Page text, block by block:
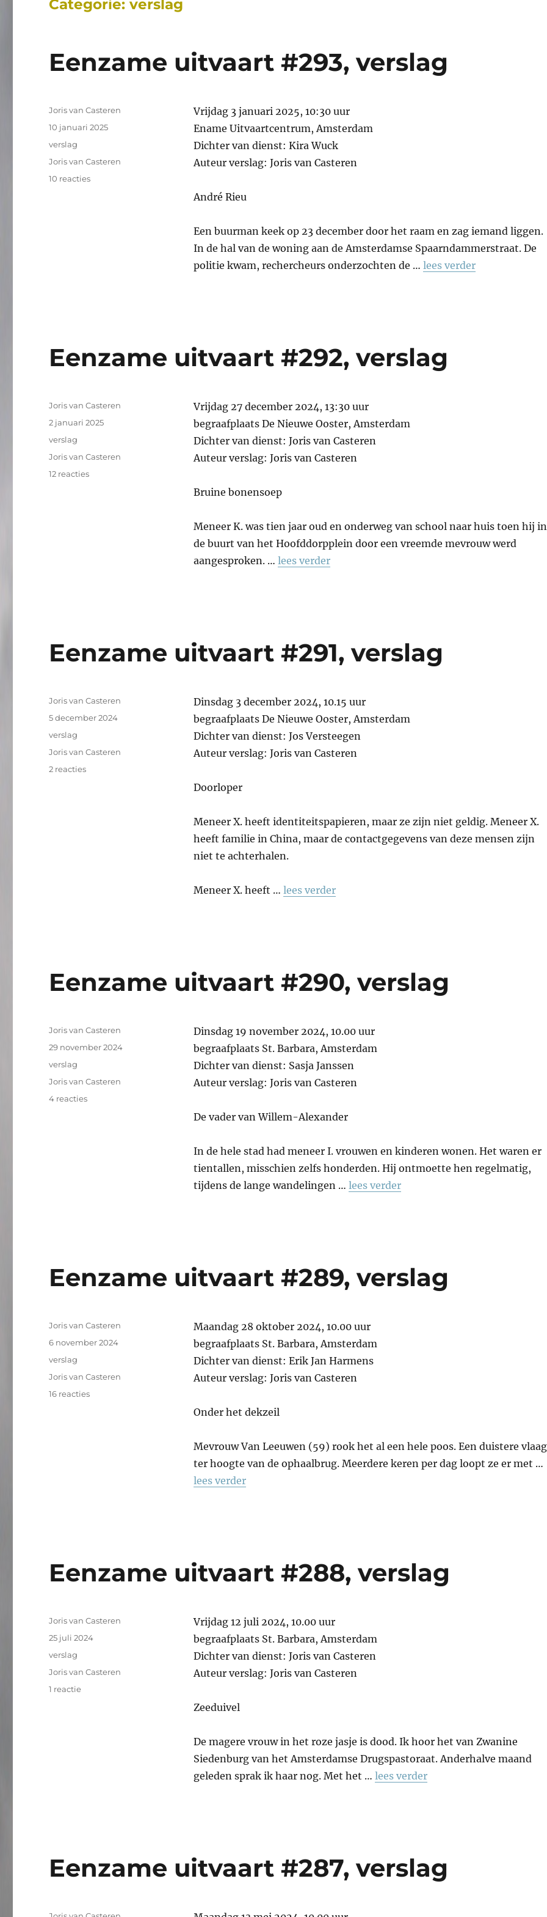
Categorie:verslag
Eenzame uitvaart #293, verslag
Vrijdag 3 januari 2025, 10:30 uur
Ename Uitvaartcentrum, Amsterdam
Dichter van dienst: Kira Wuck
Auteur verslag: Joris van Casteren
André Rieu
Een buurman keek op 23 december door het raam en zag iemand liggen.
In de hal van de woning aan de Amsterdamse Spaarndammerstraat. De
politie kwam, rechercheurs onderzochten de … lees verder
Auteur
Joris van Casteren
Geplaatst
10 januari 2025
Categorieën
verslag
Tags
Joris van Casteren
10 reactiesop
Eenzame uitvaart #292, verslag
Vrijdag 27 december 2024, 13:30 uur
begraafplaats De Nieuwe Ooster, Amsterdam
Dichter van dienst: Joris van Casteren
Auteur verslag: Joris van Casteren
Bruine bonensoep
Meneer K. was tien jaar oud en onderweg van school naar huis toen hij in
de buurt van het Hoofddorpplein door een vreemde mevrouw werd
aangesproken. … lees verder
Auteur
Joris van Casteren
Geplaatst
2 januari 2025
Categorieën
verslag
Tags
Joris van Casteren
12 reactiesop
Eenzame uitvaart #291, verslag
Dinsdag 3 december 2024, 10.15 uur
begraafplaats De Nieuwe Ooster, Amsterdam
Dichter van dienst: Jos Versteegen
Auteur verslag: Joris van Casteren
Doorloper
Meneer X. heeft identiteitspapieren, maar ze zijn niet geldig. Meneer X.
heeft familie in China, maar de contactgegevens van deze mensen zijn
niet te achterhalen.
Meneer X. heeft … lees verder
Auteur
Joris van Casteren
Geplaatst
5 december 2024
Categorieën
verslag
Tags
Joris van Casteren
2 reactiesop
Eenzame uitvaart #290, verslag
Dinsdag 19 november 2024, 10.00 uur
begraafplaats St. Barbara, Amsterdam
Dichter van dienst: Sasja Janssen
Auteur verslag: Joris van Casteren
De vader van Willem-Alexander
In de hele stad had meneer I. vrouwen en kinderen wonen. Het waren er
tientallen, misschien zelfs honderden. Hij ontmoette hen regelmatig,
tijdens de lange wandelingen … lees verder
Auteur
Joris van Casteren
Geplaatst
29 november 2024
Categorieën
verslag
Tags
Joris van Casteren
4 reactiesop
Eenzame uitvaart #289, verslag
Maandag 28 oktober 2024, 10.00 uur
begraafplaats St. Barbara, Amsterdam
Dichter van dienst: Erik Jan Harmens
Auteur verslag: Joris van Casteren
Onder het dekzeil
Mevrouw Van Leeuwen (59) rook het al een hele poos. Een duistere
ter hoogte van de ophaalbrug. Meerdere keren per dag loopt ze er met …
lees verder
Auteur
Joris van Casteren
Geplaatst
6 november 2024
Categorieën
verslag
Tags
Joris van Casteren
16 reactiesop
Eenzame uitvaart #288, verslag
Vrijdag 12 juli 2024, 10.00 uur
begraafplaats St. Barbara, Amsterdam
Dichter van dienst: Joris van Casteren
Auteur verslag: Joris van Casteren
Zeeduivel
De magere vrouw in het roze jasje is dood. Ik hoor het van Zwanine
Siedenburg van het Amsterdamse Drugspastoraat. Anderhalve maand
geleden sprak ik haar nog. Met het … lees verder
Auteur
Joris van Casteren
Geplaatst
25 juli 2024
Categorieën
verslag
Tags
Joris van Casteren
1 reactieop
Eenzame uitvaart #287, verslag